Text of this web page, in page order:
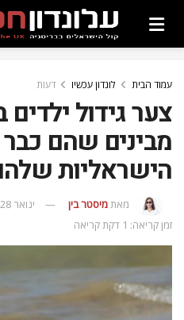
עמוד הבית לונדון עכשיו דעות
צער גידול
מבינים שהם
הישראליות
מאתמיסטר בין
ינואר 28, 2018
זמן קריאה: 1 דקת קריאה